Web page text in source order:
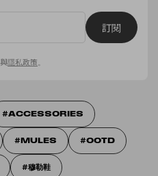
訂閱
與隱私政策
ACCESSORIES
MULES OOTD
穆勒鞋